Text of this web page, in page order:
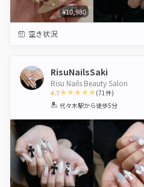
¥10,980
空き状況
RisuNailsSaki
Risu Nails Beauty Salon
4.7
1 2 3 4 5
(71件)
代々木駅から徒歩5分